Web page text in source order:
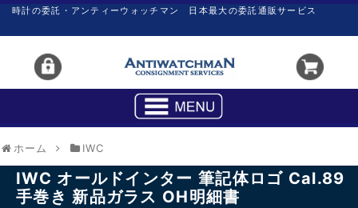
時計の委託・アンティーウォッチマン 日本最大の委託通販サービス
ホーム IWC
IWC オールドインター 筆記体ロゴ Cal.89
手巻き 新品ガラス OH明細書